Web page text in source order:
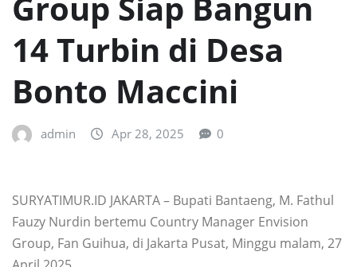
14 Turbin di Desa
Bonto Maccini
admin Apr 28, 2025 0
SURYATIMUR.ID JAKARTA – Bupati Bantaeng, M. Fathul
Fauzy Nurdin bertemu Country Manager Envision
Group, Fan Guihua, di Jakarta Pusat, Minggu malam, 27